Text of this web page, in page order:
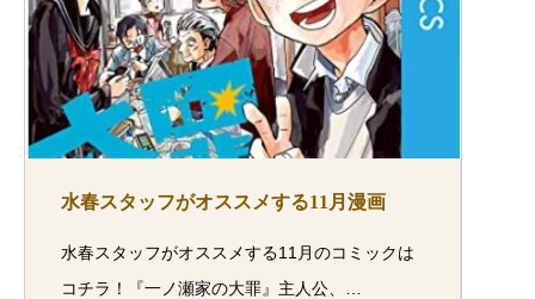
水春スタッフがオススメする11月漫画
水春スタッフがオススメする11月のコミックは
コチラ！『一ノ瀬家の大罪』主人公、…